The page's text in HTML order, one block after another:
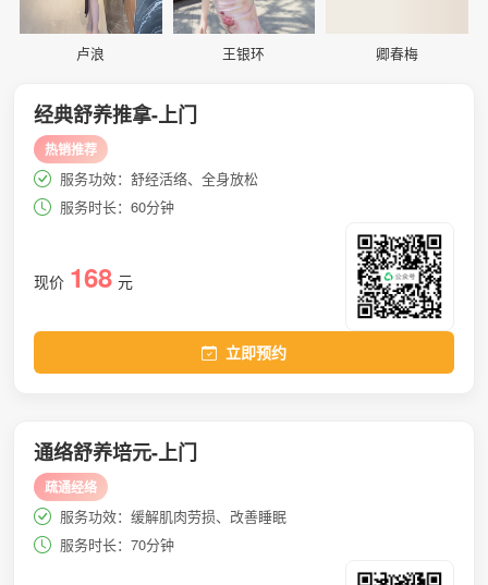
卢浪 王银环 卿春梅
经典舒养推拿-上门
热销推荐
服务功效：舒经活络、全身放松
服务时长：60分钟
现价 168 元
立即预约
通络舒养培元-上门
疏通经络
服务功效：缓解肌肉劳损、改善睡眠
服务时长：70分钟